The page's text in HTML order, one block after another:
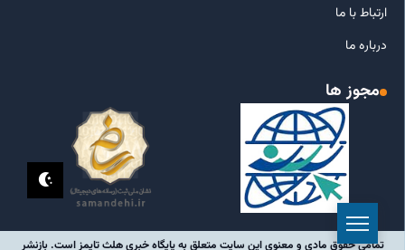
ارتباط با ما
درباره ما
مجوز ها
تمامی حقوق مادی و معنوی این سایت متعلق به پایگاه خبری هلث تایمز است. بازنشر